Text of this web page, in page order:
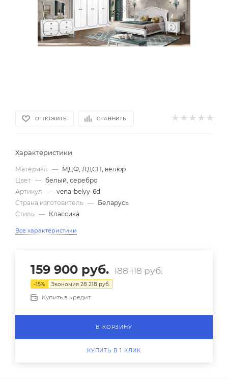
ОТЛОЖИТЬ СРАВНИТЬ
Характеристики
Материал — МДФ, ЛДСП, велюр
Цвет — белый, серебро
Артикул — vena-belyy-6d
Страна изготовитель — Беларусь
Стиль — Классика
Все характеристики
159 900 руб. 188 118руб.
-15% Экономия 28 218 руб.
Купить в кредит
В КОРЗИНУ
КУПИТЬ В 1 КЛИК